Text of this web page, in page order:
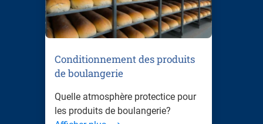
Conditionnement des produits
de boulangerie
Quelle atmosphère protectice pour
les produits de boulangerie?